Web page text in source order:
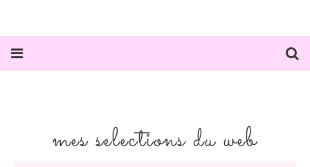
mes selections du web